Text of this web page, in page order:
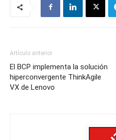
Artículo anterior
El BCP implementa la solución
hiperconvergente ThinkAgile
VX de Lenovo